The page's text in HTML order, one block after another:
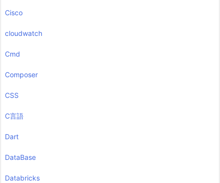
Cisco
cloudwatch
Cmd
Composer
CSS
C言語
Dart
DataBase
Databricks